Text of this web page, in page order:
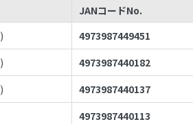
JANコードNo.
)
4973987449451
)
4973987440182
)
4973987440137
4973987440113